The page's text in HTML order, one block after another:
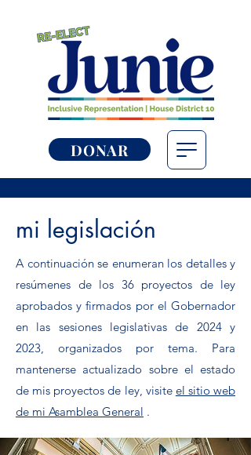
DONAR
mi legislación
A continuación se enumeran los detalles y
resúmenes de los 36 proyectos de ley
aprobados y firmados por el Gobernador
en las sesiones legislativas de 2024 y
2023, organizados por tema. Para
mantenerse actualizado sobre el estado
de mis proyectos de ley, visite el sitio web
de mi Asamblea General .